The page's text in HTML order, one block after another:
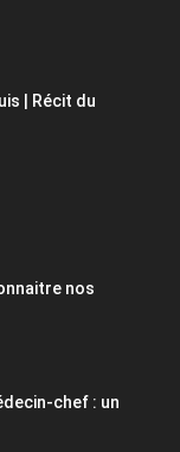
| Récit du
nos
chef : un